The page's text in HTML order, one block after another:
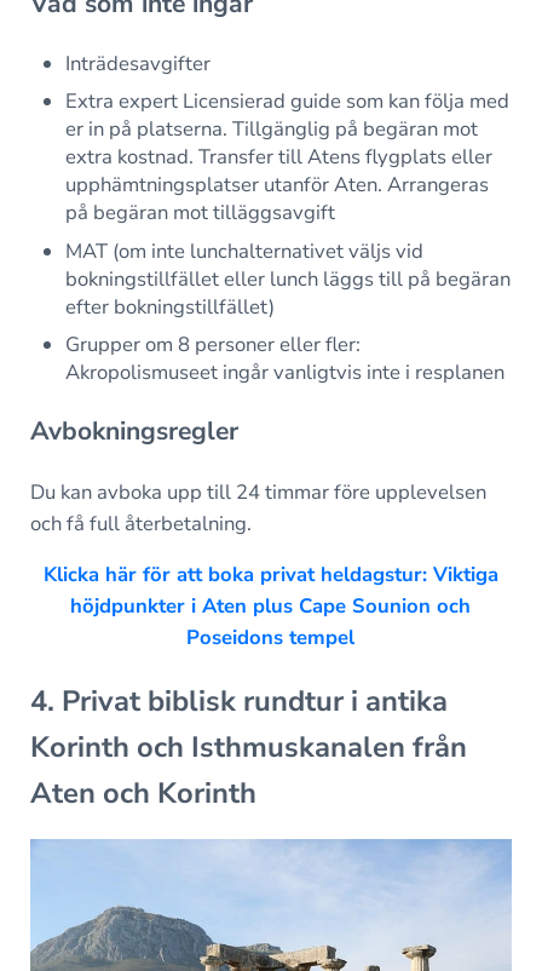
Inträdesavgifter
Extra expert Licensierad guide som kan följa med
er in på platserna. Tillgänglig på begäran mot
extra kostnad. Transfer till Atens flygplats eller
upphämtningsplatser utanför Aten. Arrangeras
på begäran mot tilläggsavgift
MAT (om inte lunchalternativet väljs vid
bokningstillfället eller lunch läggs till på begäran
efter bokningstillfället)
Grupper om 8 personer eller fler:
Akropolismuseet ingår vanligtvis inte i resplanen
Avbokningsregler
Du kan avboka upp till 24 timmar före upplevelsen
och få full återbetalning.
Klicka här för att boka privat heldagstur: Viktiga
höjdpunkter i Aten plus Cape Sounion och
Poseidons tempel
4. Privat biblisk rundtur i antika
Korinth och Isthmuskanalen från
Aten och Korinth